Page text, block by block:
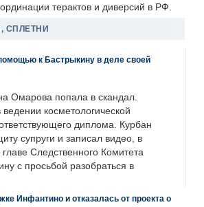
терактов и диверсий в РФ.
СПЛЕТНИ
к Бастрыкину в деле своей
Омарова попала в скандал.
косметологической
диплома. Курбан
супруги и записал видео, в
Следственного Комитета
с просьбой разобраться в
Инфантино и отказалась от проекта о